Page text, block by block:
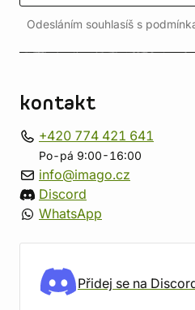
Odesláním souhlasíš s
kontakt
+420 774 421 641
Po-pá 9:00-16:00
info@imago.cz
Discord
WhatsApp
Přidej se na